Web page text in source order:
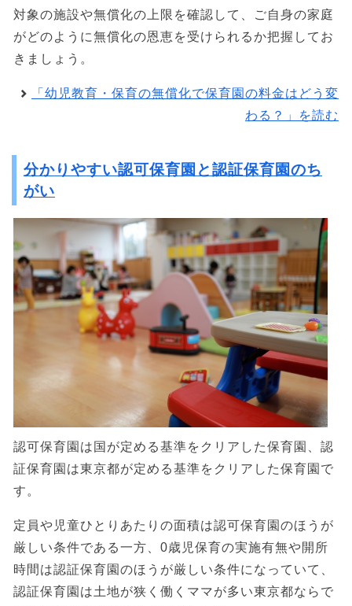
対象の施設や無償化の上限を確認して、ご自身の家庭
がどのように無償化の恩恵を受けられるか把握してお
きましょう。
「幼児教育・保育の無償化で保育園の料金はどう変
わる？」を読む
分かりやすい認可保育園と認証保育園のち
がい
認可保育園は国が定める基準をクリアした保育園、認
証保育園は東京都が定める基準をクリアした保育園で
す。
定員や児童ひとりあたりの面積は認可保育園のほうが
厳しい条件である一方、0歳児保育の実施有無や開所
時間は認証保育園のほうが厳しい条件になっていて、
認証保育園は土地が狭く働くママが多い東京都ならで